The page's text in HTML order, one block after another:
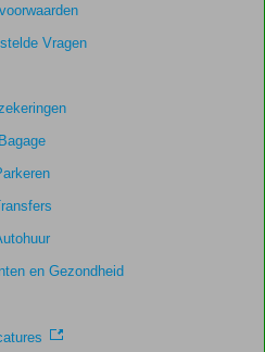
Vragen
Bagage
en Gezondheid